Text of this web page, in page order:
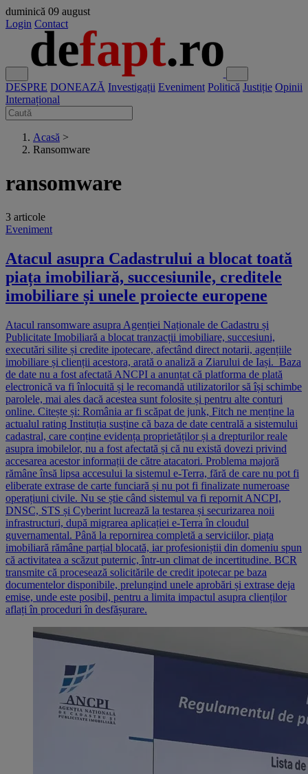
duminică 09 august
Login Contact
DESPRE DONEAZĂ Investigații Eveniment Politică Justiție Opinii
Internațional
Acasă >
Ransomware
ransomware
3 articole
Eveniment
Atacul asupra Cadastrului a blocat toată
piața imobiliară, succesiunile, creditele
imobiliare și unele proiecte europene
Atacul ransomware asupra Agenției Naționale de Cadastru și
Publicitate Imobiliară a blocat tranzacții imobiliare, succesiuni,
executări silite și credite ipotecare, afectând direct notarii, agențiile
imobiliare și clienții acestora, arată o analiză a Ziarului de Iași. Baza
de date nu a fost afectată ANCPI a anunțat că platforma de plată
electronică va fi înlocuită și le recomandă utilizatorilor să își schimbe
parolele, mai ales dacă acestea sunt folosite și pentru alte conturi
online. Citește și: România ar fi scăpat de junk, Fitch ne menține la
actualul rating Instituția susține că baza de date centrală a sistemului
cadastral, care conține evidența proprietăților și a drepturilor reale
asupra imobilelor, nu a fost afectată și că nu există dovezi privind
accesarea acestor informații de către atacatori. Problema majoră
rămâne însă lipsa accesului la sistemul e-Terra, fără de care nu pot fi
eliberate extrase de carte funciară și nu pot fi finalizate numeroase
operațiuni civile. Nu se știe când sistemul va fi repornit ANCPI,
DNSC, STS și Cyberint lucrează la testarea și securizarea noii
infrastructuri, după migrarea aplicației e-Terra în cloudul
guvernamental. Până la repornirea completă a serviciilor, piața
imobiliară rămâne parțial blocată, iar profesioniștii din domeniu spun
că activitatea a scăzut puternic, într-un climat de incertitudine. BCR
transmite că procesează solicitările de credit ipotecar pe baza
documentelor disponibile, prelungind unele aprobări și extrase deja
emise, unde este posibil, pentru a limita impactul asupra clienților
aflați în proceduri în desfășurare.